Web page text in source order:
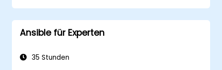
dem Inventory-Management sowie der
Variablen-basierten Konfiguration. Der Kurs
geht auf bewährte Verfahren zur YAML-
und Strategien für Rolling Updates ein. Er
Ansible für Experten
35 Stunden